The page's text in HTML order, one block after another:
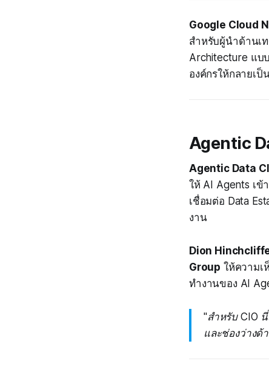
Google Cloud
สำหรับผู้นำด้านเ
Architecture แบ
องค์กรให้กลายเ
Agentic
Agentic Data
ให้ AI Agents เข้
เชื่อมต่อ Data
งาน
Dion
Group ให้ความ
ทำงานของ AI
"สำหรับ CIO
และช่องว่างด้